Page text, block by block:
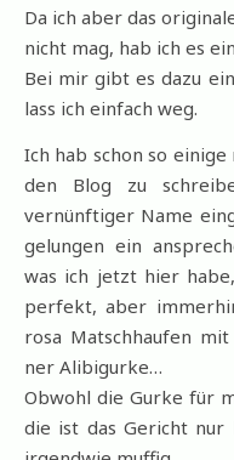
Da ich aber das
nicht mag, hab ich es
Bei mir gibt es dazu
lass ich einfach weg.
Ich hab schon so
den Blog zu
vernünftiger Name
gelungen ein
was ich jetzt hier
perfekt, aber
rosa Matschhaufen
ner Alibigurke…
Obwohl die Gurke für
die ist das Gericht nur